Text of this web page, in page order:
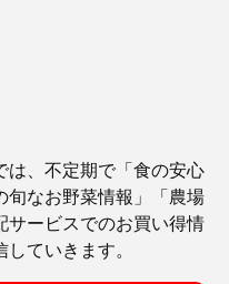
は、不定期で「食の安心
旬なお野菜情報」「農場
サービスでのお買い得情
ていきます。